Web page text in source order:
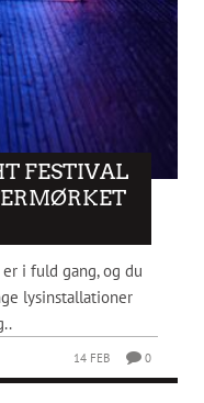
FESTIVAL
i fuld gang, og du
lysinstallationer
14 FEB 0